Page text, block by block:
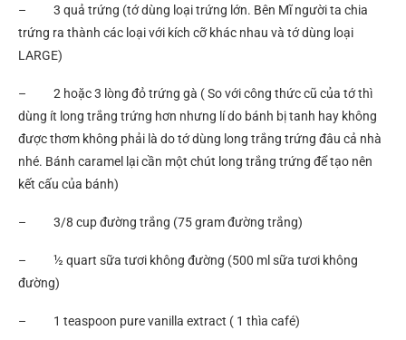
– 3 quả trứng (tớ dùng loại trứng lớn. Bên Mĩ người ta chia
trứng ra thành các loại với kích cỡ khác nhau và tớ dùng loại
LARGE)
– 2 hoặc 3 lòng đỏ trứng gà ( So với công thức cũ của tớ thì
dùng ít long trắng trứng hơn nhưng lí do bánh bị tanh hay không
được thơm không phải là do tớ dùng long trắng trứng đâu cả nhà
nhé. Bánh caramel lại cần một chút long trắng trứng để tạo nên
kết cấu của bánh)
– 3/8 cup đường trắng (75 gram đường trắng)
– ½ quart sữa tươi không đường (500 ml sữa tươi không
đường)
– 1 teaspoon pure vanilla extract ( 1 thìa café)